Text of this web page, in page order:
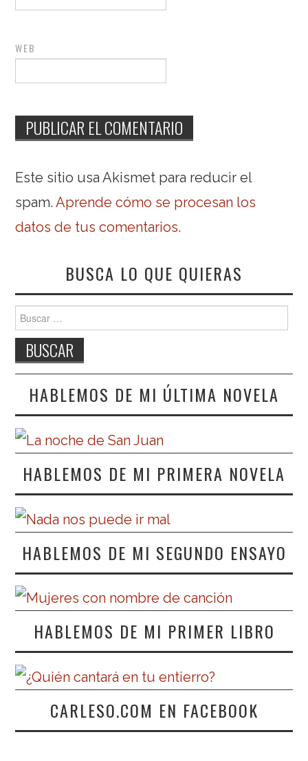
WEB
Este sitio usa Akismet para reducir el
spam.Aprende cómo se procesan los
datos de tus comentarios.
BUSCA LO QUE QUIERAS
Buscar:
HABLEMOS DE MI ÚLTIMA NOVELA
HABLEMOS DE MI PRIMERA NOVELA
HABLEMOS DE MI SEGUNDO ENSAYO
HABLEMOS DE MI PRIMER LIBRO
CARLESO.COM EN FACEBOOK